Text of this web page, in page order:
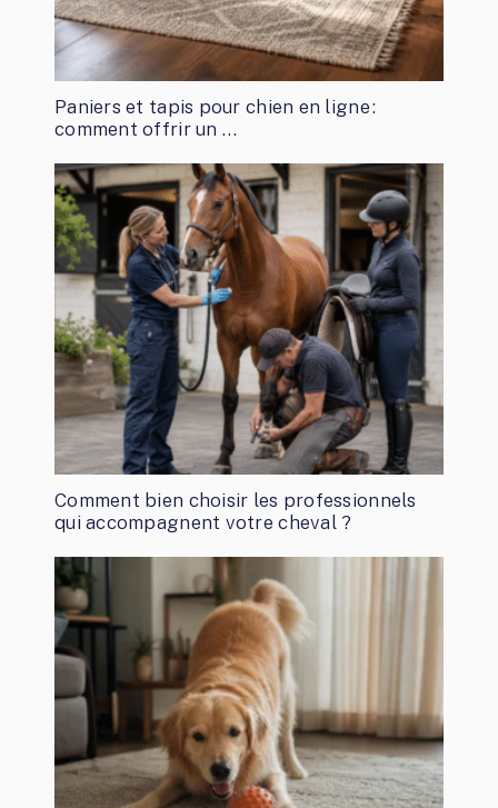
Paniers et tapis pour chien en ligne :
comment offrir un …
Comment bien choisir les professionnels
qui accompagnent votre cheval ?